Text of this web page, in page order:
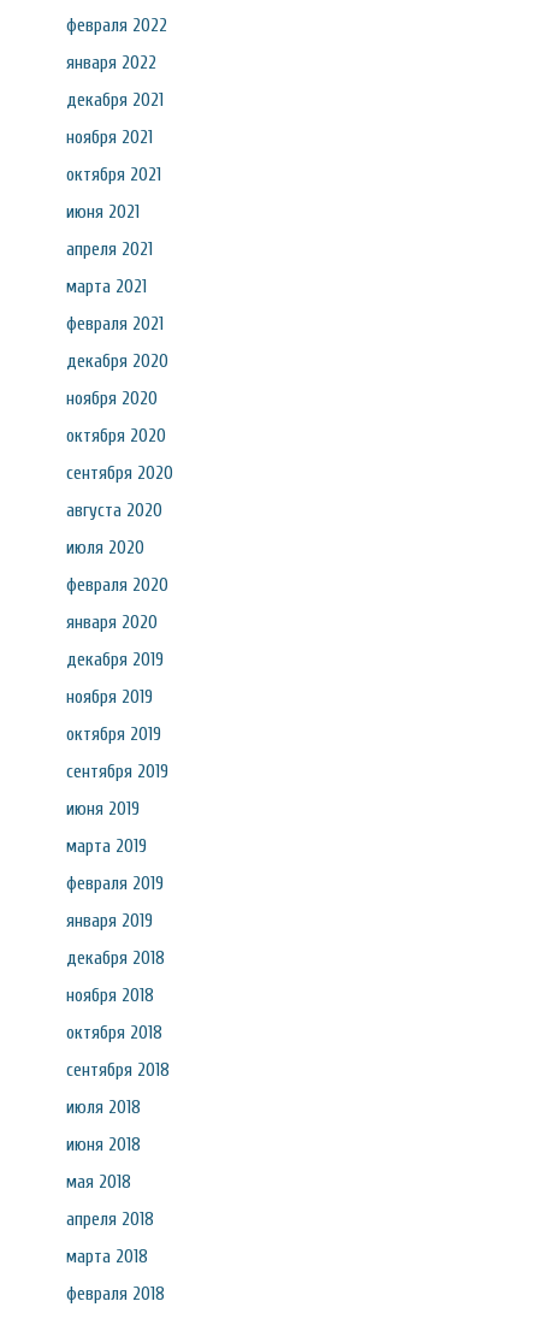
февраля 2022
января 2022
декабря 2021
ноября 2021
октября 2021
июня 2021
апреля 2021
марта 2021
февраля 2021
декабря 2020
ноября 2020
октября 2020
сентября 2020
августа 2020
июля 2020
февраля 2020
января 2020
декабря 2019
ноября 2019
октября 2019
сентября 2019
июня 2019
марта 2019
февраля 2019
января 2019
декабря 2018
ноября 2018
октября 2018
сентября 2018
июля 2018
июня 2018
мая 2018
апреля 2018
марта 2018
февраля 2018